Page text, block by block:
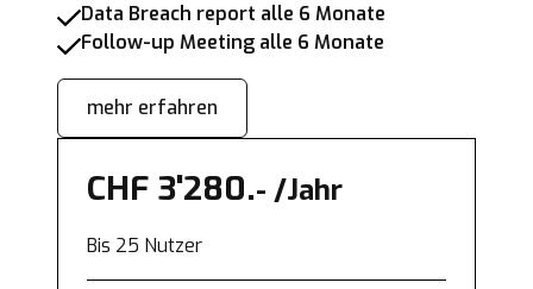
Data Breach report alle 6 Monate
Follow-up Meeting alle 6 Monate
mehr erfahren
CHF 3'280.- /Jahr
Bis 25 Nutzer